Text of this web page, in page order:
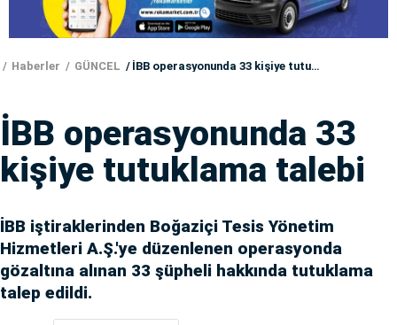
Haberler GÜNCEL İBB operasyonunda 33 kişiye tutuklama talebi
İBB operasyonunda 33
kişiye tutuklama talebi
İBB iştiraklerinden Boğaziçi Tesis Yönetim
Hizmetleri A.Ş.'ye düzenlenen operasyonda
gözaltına alınan 33 şüpheli hakkında tutuklama
talep edildi.